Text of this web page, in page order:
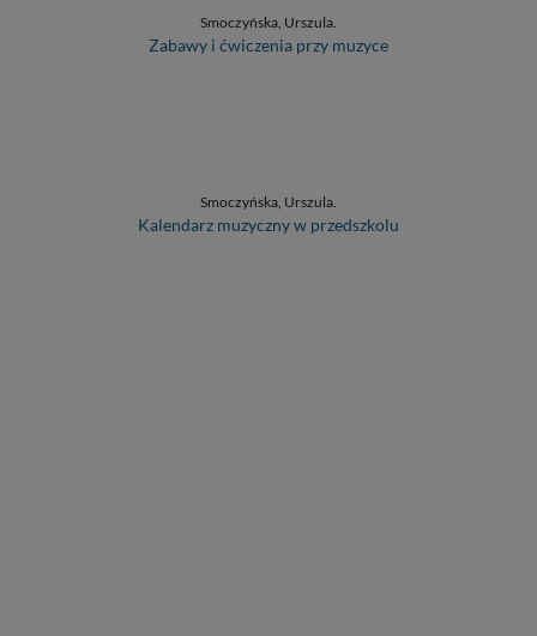
Smoczyńska, Urszula.
Zabawy i ćwiczenia przy muzyce
Smoczyńska, Urszula.
Kalendarz muzyczny w przedszkolu